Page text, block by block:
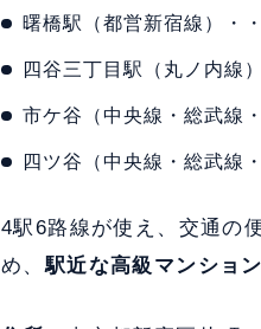
曙橋駅（都営新宿線）・
四谷三丁目駅（丸ノ内線
市ケ谷（中央線・総武線
四ツ谷（中央線・総武線
4駅6路線が使え、交通の
め、駅近な高級マンショ